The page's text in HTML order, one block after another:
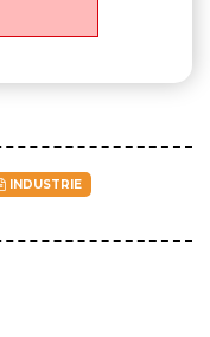
INDUSTRIE